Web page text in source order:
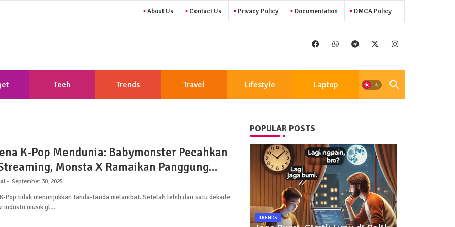
About Us Contact Us Privacy Policy Documentation DMCA Policy
Tech Trends Travel Lifestyle Laptop
K-Pop Mendunia: Babymonster Pecahkan
Monsta X Ramaikan Panggung
September 30, 2025
Pop tidak menunjukkan tanda-tanda melambat. Setelah lebih dari satu dekade
industri musik gl…
POPULAR POSTS
TRENDS